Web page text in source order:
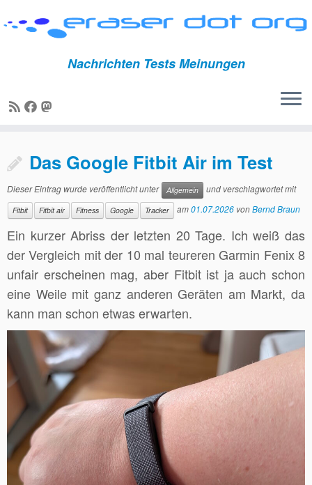
Inhalt
Nachrichten Tests Meinungen
Das Google Fitbit Air im Test
Dieser Eintrag wurde veröffentlicht unter Allgemein und verschlagwortet mit
Fitbit Fitbit air Fitness Google Tracker am01.07.2026 vonBernd Braun
Ein kurzer Abriss der letzten 20 Tage. Ich weiß das
der Vergleich mit der 10 mal teureren Garmin Fenix 8
unfair erscheinen mag, aber Fitbit ist ja auch schon
eine Weile mit ganz anderen Geräten am Markt, da
kann man schon etwas erwarten.